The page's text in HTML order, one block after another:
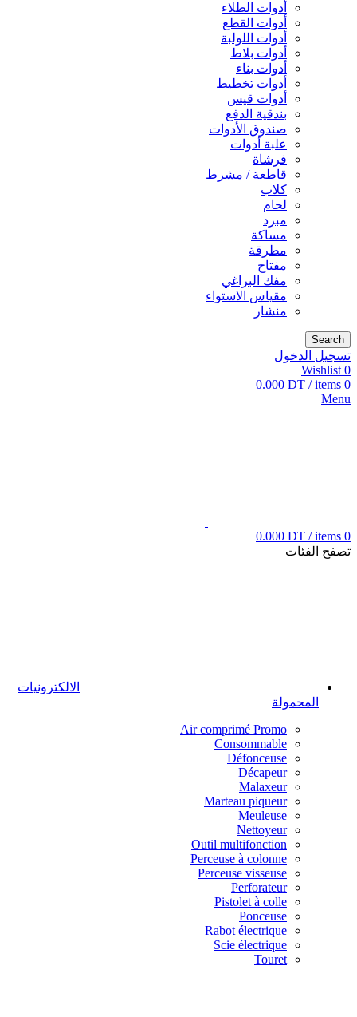
أدوات الطلاء
أدوات القطع
أدوات اللولبة
أدوات بلاط
أدوات بناء
أدوات تخطيط
أدوات قيس
بندقية الدفع
صندوق الأدوات
علبة أدوات
فرشاة
قاطعة / مشرط
كلاب
لحام
مبرد
مساكة
مطرقة
مفتاح
مفك البراغي
مقياس الاستواء
منشار
Search
تسجيل الدخول
0
Wishlist
0
items
/
0.000 DT
Menu
0
items
/
0.000 DT
تصفح الفئات
الالكترونيات
المحمولة
Air comprimé Promo
Consommable
Défonceuse
Décapeur
Malaxeur
Marteau piqueur
Meuleuse
Nettoyeur
Outil multifonction
Perceuse à colonne
Perceuse visseuse
Perforateur
Pistolet à colle
Ponceuse
Rabot électrique
Scie électrique
Touret